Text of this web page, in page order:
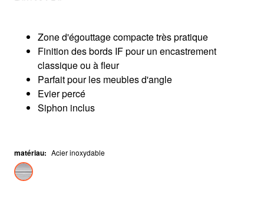
Zone d'égouttage compacte très pratique
Finition des bords IF pour un encastrement
classique ou à fleur
Parfait pour les meubles d'angle
Evier percé
Siphon inclus
matériau: Acier inoxydable